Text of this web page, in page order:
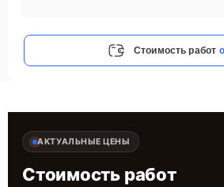
Стоимость работ
АКТУАЛЬНЫЕ ЦЕНЫ
Стоимость работ